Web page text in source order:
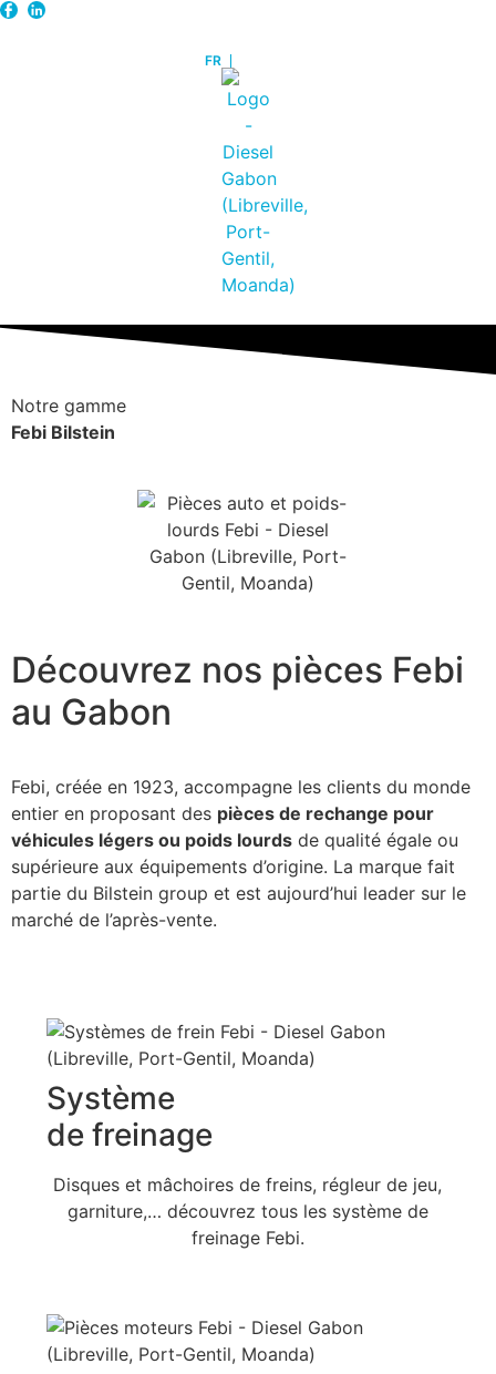
Notre gamme
Febi Bilstein
Découvrez nos pièces Febi
au Gabon
Febi, créée en 1923, accompagne les clients du monde
entier en proposant des pièces de rechange pour
véhicules légers ou poids lourds de qualité égale ou
supérieure aux équipements d’origine. La marque fait
partie du Bilstein group et est aujourd’hui leader sur le
marché de l’après-vente.
Système
de freinage
Disques et mâchoires de freins, régleur de jeu,
garniture,… découvrez tous les système de
freinage Febi.